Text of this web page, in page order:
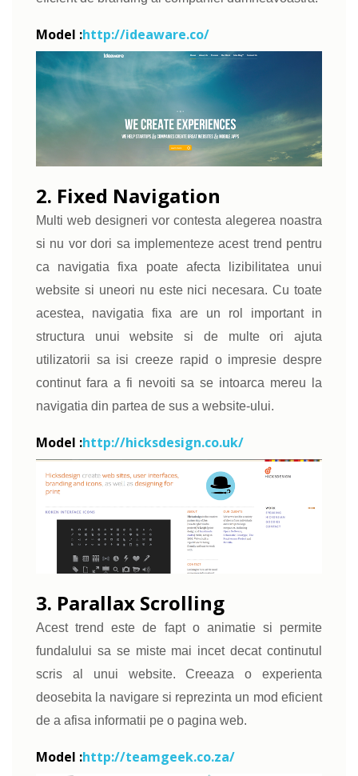
Model :http://ideaware.co/
2. Fixed Navigation
Multi web designeri vor contesta alegerea noastra
si nu vor dori sa implementeze acest trend pentru
ca navigatia fixa poate afecta lizibilitatea unui
website si uneori nu este nici necesara. Cu toate
acestea, navigatia fixa are un rol important in
structura unui website si de multe ori ajuta
utilizatorii sa isi creeze rapid o impresie despre
continut fara a fi nevoiti sa se intoarca mereu la
navigatia din partea de sus a website-ului.
Model :http://hicksdesign.co.uk/
3. Parallax Scrolling
Acest trend este de fapt o animatie si permite
fundalului sa se miste mai incet decat continutul
scris al unui website. Creeaza o experienta
deosebita la navigare si reprezinta un mod eficient
de a afisa informatii pe o pagina web.
Model :http://teamgeek.co.za/